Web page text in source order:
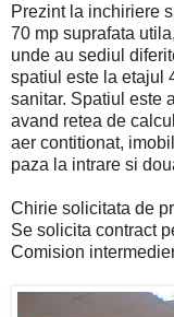
Prezint la inchiriere
70 mp suprafata
unde au sediul
spatiul este la etajul
sanitar. Spatiul este
avand retea de
aer contitionat,
paza la intrare si
Chirie solicitata de
Se solicita contract
Comision